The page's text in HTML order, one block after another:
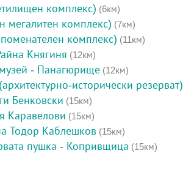
комплекс) (6км)
мегалитен комплекс) (7км)
комплекс) (11км)
Княгиня (12км)
- Панагюрище (12км)
исторически резерват)
Бенковски (15км)
Каравелови (15км)
Тодор Каблешков (15км)
пушка - Копривщица (15км)